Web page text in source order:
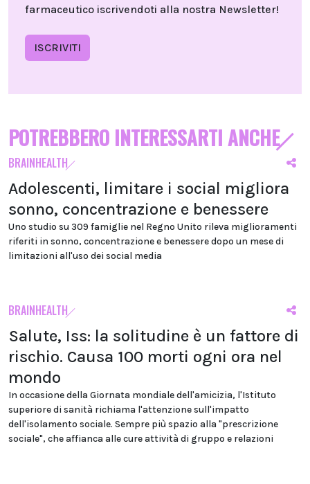
farmaceutico iscrivendoti alla nostra Newsletter!
ISCRIVITI
POTREBBERO INTERESSARTI ANCHE
BRAINHEALTH
Adolescenti, limitare i social migliora
sonno, concentrazione e benessere
Uno studio su 309 famiglie nel Regno Unito rileva miglioramenti
riferiti in sonno, concentrazione e benessere dopo un mese di
limitazioni all'uso dei social media
BRAINHEALTH
Salute, Iss: la solitudine è un fattore di
rischio. Causa 100 morti ogni ora nel
mondo
In occasione della Giornata mondiale dell'amicizia, l'Istituto
superiore di sanità richiama l'attenzione sull'impatto
dell'isolamento sociale. Sempre più spazio alla "prescrizione
sociale", che affianca alle cure attività di gruppo e relazioni